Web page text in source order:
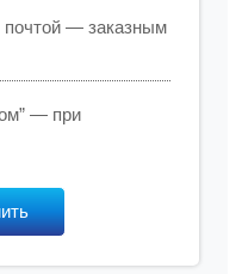
— заказным
— при